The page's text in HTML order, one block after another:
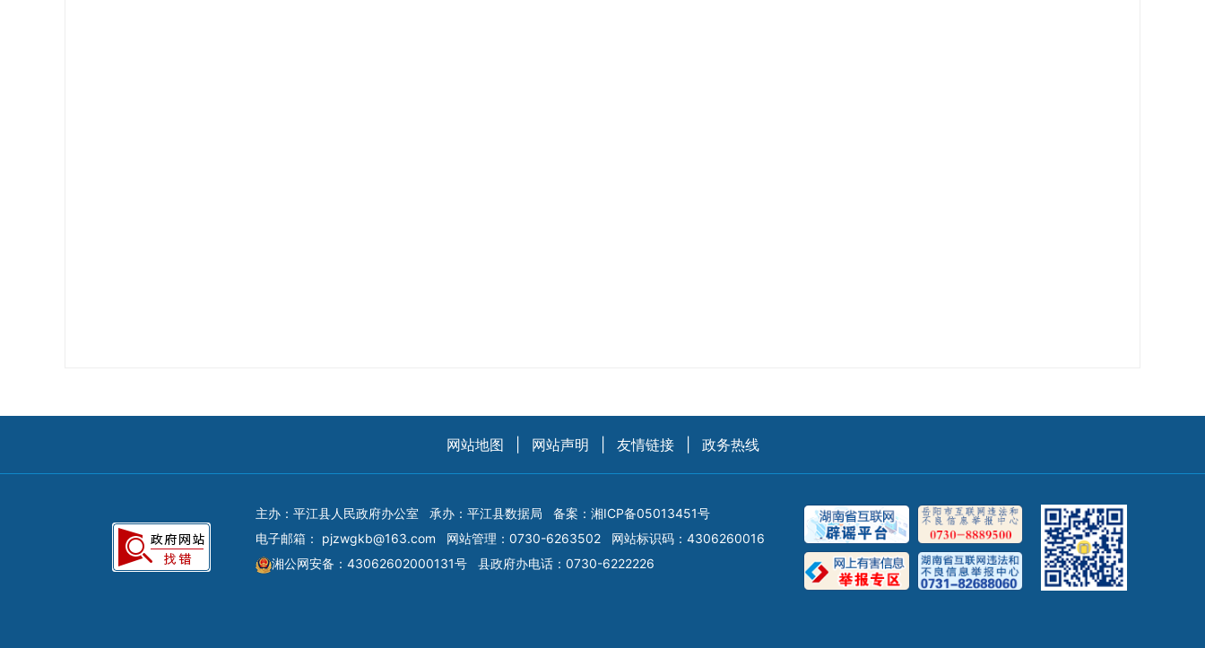
网站地图 网站声明 友情链接 政务热线
主办：平江县人民政府办公室 承办：平江县数据局 备案： 湘ICP备05013451号
电子邮箱： pjzwgkb@163.com 网站管理：0730-6263502
网站标识码：4306260016
湘公网安备：43062602000131号
县政府办电话：0730-6222226